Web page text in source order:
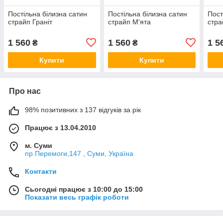
Постільна білизна сатин
страйп Граніт
1 560 ₴
Купити
Постільна білизна сатин
страйп М'ята
1 560₴
Купити
1
Про нас
98% позитивних з 137 відгуків за рік
Працює з 13.04.2010
м. Суми
пр.Перемоги,147 , Суми, Україна
Контакти
Сьогодні працює з 10:00 до 15:00
Показати весь графік роботи